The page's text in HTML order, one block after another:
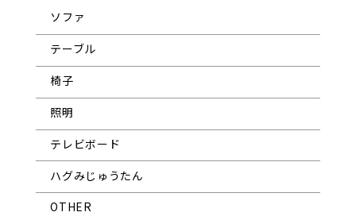
ソファ
テーブル
椅子
照明
テレビボード
ハグみじゅうたん
OTHER